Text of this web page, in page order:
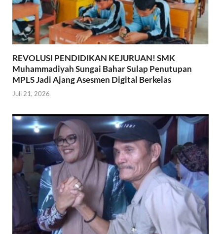
REVOLUSI PENDIDIKAN KEJURUAN! SMK
Muhammadiyah Sungai Bahar Sulap Penutupan
MPLS Jadi Ajang Asesmen Digital Berkelas
Juli 21, 2026